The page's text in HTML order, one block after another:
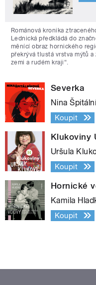
Románová kronika
Lednická předkládá do
měnící obraz hornického
překrývá tlustá vrstva mýtů
zemi a rudém kraji“.
Severka
Nina
Koupit
Klukoviny
Uršula
Koupit
Hornické
Kamila
Koupit